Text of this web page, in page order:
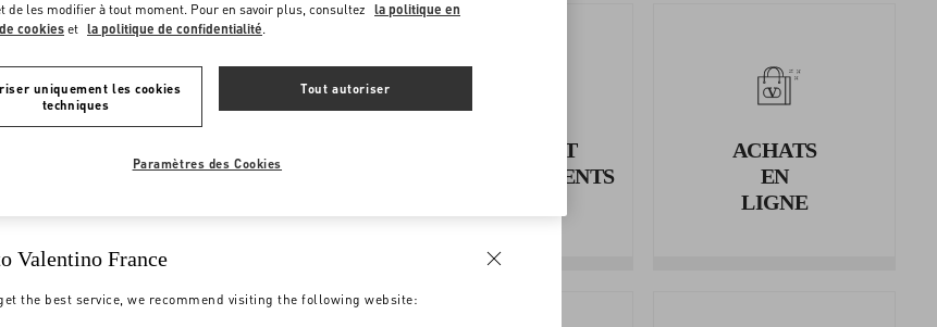
RETOURS ET
REMBOURSEMENTS
ACHATS
EN
LIGNE
Valentino France
the best service, we recommend visiting the following website:
de les modifier à tout moment. Pour en savoir plus, consultez la politique en
cookieset la politique de confidentialité.
uniquement les cookies
techniques
Tout autoriser
Paramètres des Cookies